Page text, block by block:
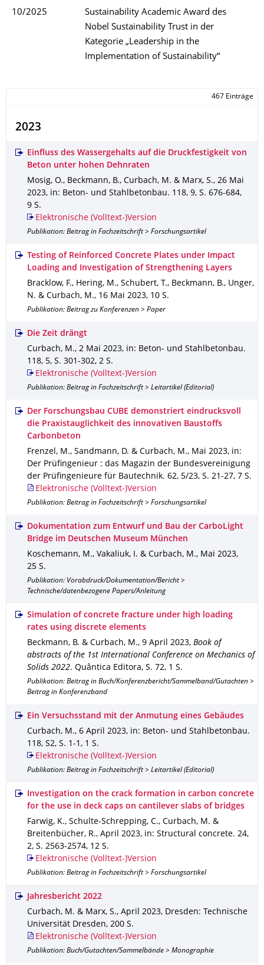
10/2025
Sustainability Academic Award des
Nobel Sustainability Trust in der
Kategorie „Leadership in the
Implementation of Sustainability“
467 Einträge
2023
Einfluss des Wassergehalts auf die Druckfestigkeit von
Beton unter hohen Dehnraten
Mosig, O., Beckmann, B., Curbach, M. & Marx, S., 26 Mai
2023, in: Beton- und Stahlbetonbau. 118, 9, S. 676-684,
9 S.
Elektronische (Volltext-)Version
Publikation: Beitrag in Fachzeitschrift > Forschungsartikel
Testing of Reinforced Concrete Plates under Impact
Loading and Investigation of Strengthening Layers
Bracklow, F., Hering, M., Schubert, T., Beckmann, B., Unger,
N. & Curbach, M., 16 Mai 2023, 10 S.
Publikation: Beitrag zu Konferenzen > Paper
Die Zeit drängt
Curbach, M., 2 Mai 2023, in: Beton- und Stahlbetonbau.
118, 5, S. 301-302, 2 S.
Elektronische (Volltext-)Version
Publikation: Beitrag in Fachzeitschrift > Leitartikel (Editorial)
Der Forschungsbau CUBE demonstriert eindrucksvoll
die Praxistauglichkeit des innovativen Baustoffs
Carbonbeton
Frenzel, M., Sandmann, D. & Curbach, M., Mai 2023, in:
Der Prüfingenieur : das Magazin der Bundesvereinigung
der Prüfingenieure für Bautechnik. 62, 5/23, S. 21-27, 7 S.
Elektronische (Volltext-)Version
Publikation: Beitrag in Fachzeitschrift > Forschungsartikel
Dokumentation zum Entwurf und Bau der CarboLight
Bridge im Deutschen Museum München
Koschemann, M., Vakaliuk, I. & Curbach, M., Mai 2023,
25 S.
Publikation: Vorabdruck/Dokumentation/Bericht >
Technische/datenbezogene Papers/Anleitung
Simulation of concrete fracture under high loading
rates using discrete elements
Beckmann, B. & Curbach, M., 9 April 2023, Book of
abstracts of the 1st International Conference on Mechanics of
Solids 2022. Quântica Editora, S. 72, 1 S.
Publikation: Beitrag in Buch/Konferenzbericht/Sammelband/Gutachten >
Beitrag in Konferenzband
Ein Versuchsstand mit der Anmutung eines Gebäudes
Curbach, M., 6 April 2023, in: Beton- und Stahlbetonbau.
118, S2, S. 1-1 , 1 S.
Elektronische (Volltext-)Version
Publikation: Beitrag in Fachzeitschrift > Leitartikel (Editorial)
Investigation on the crack formation in carbon concrete
for the use in deck caps on cantilever slabs of bridges
Farwig, K., Schulte-Schrepping, C., Curbach, M. &
Breitenbücher, R., April 2023, in: Structural concrete. 24,
2, S. 2563-2574, 12 S.
Elektronische (Volltext-)Version
Publikation: Beitrag in Fachzeitschrift > Forschungsartikel
Jahresbericht 2022
Curbach, M. & Marx, S., April 2023, Dresden: Technische
Universität Dresden, 200 S.
Elektronische (Volltext-)Version
Publikation: Buch/Gutachten/Sammelbände > Monographie